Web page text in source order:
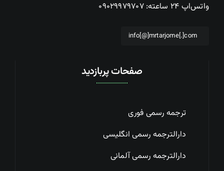
واتس‌اپ ۲۴ ساعته:
۰۹۰۲۹۹۷۹۷۰۷
info[@]mrtarjome[.]com
صفحات پربازدید
ترجمه رسمی فوری
دارالترجمه رسمی انگلیسی
دارالترجمه رسمی آلمانی